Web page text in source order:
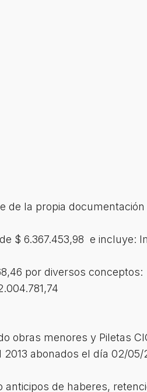
de la propia
$ 6.367.453,98 e incluye:
por diversos conceptos:
obras menores y Piletas
abonados el día 02/
de haberes,